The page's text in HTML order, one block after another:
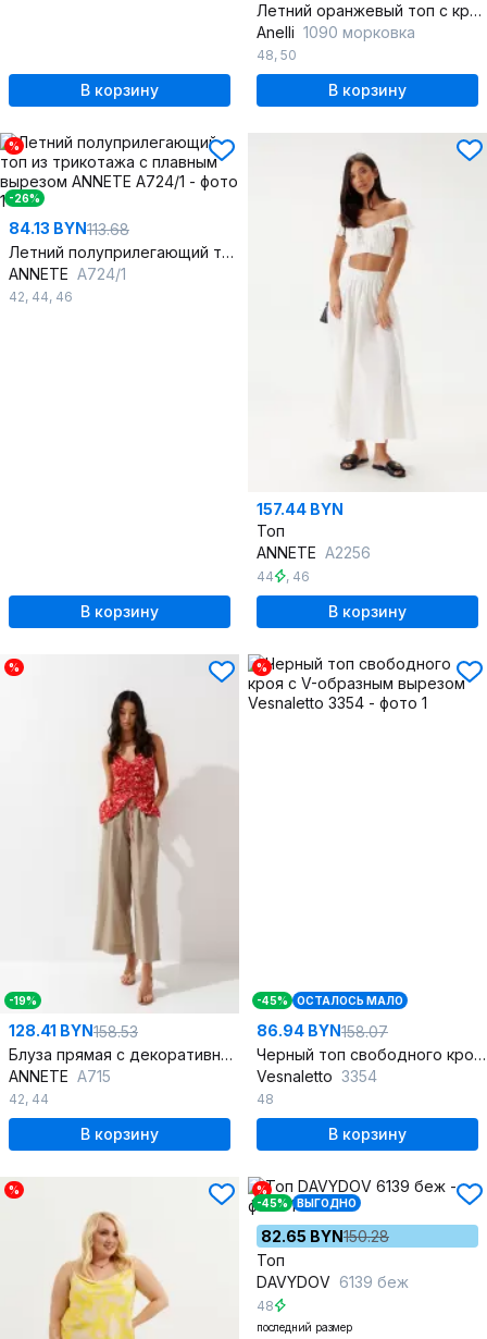
В корзину
Летний оранжевый топ с кружевом на каждый день
Anelli 1090 морковка
48, 50
В корзину
%
-26%
84.13 BYN113.68
Летний полуприлегающий топ из трикотажа с плавным вырезом
ANNETE A724/1
42, 44, 46
В корзину
157.44 BYN
Топ
ANNETE A2256
44 , 46
В корзину
%
-19%
128.41 BYN158.53
Блуза прямая с декоративной сборкой из текстиля
ANNETE A715
42, 44
В корзину
%
-45% ОСТАЛОСЬ МАЛО
86.94 BYN158.07
Черный топ свободного кроя с V-образным вырезом
Vesnaletto 3354
48
В корзину
%
%
-45%
ВЫГОДНО
82.65 BYN150.28
Топ
DAVYDOV 6139 беж
48
последний размер